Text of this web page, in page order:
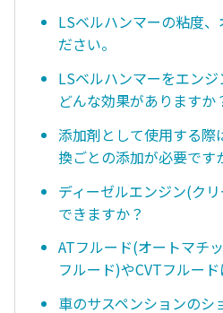
LSベルハンマーの粘度
ださい。
LSベルハンマーをエン
どんな効果がありますか
添加剤として使用する際
換ごとの添加が必要です
ディーゼルエンジン(ク
できますか？
ATフルード(オートマチ
フルード)やCVTフルー
車のサスペンションのシ